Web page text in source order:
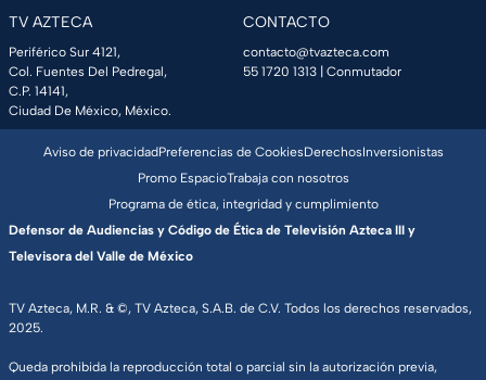
TV AZTECA
Periférico Sur 4121,
Col. Fuentes Del Pedregal,
C.P. 14141,
Ciudad De México, México.
CONTACTO
contacto@tvazteca.com
55 1720 1313 | Conmutador
TV Azteca, M.R. & ©, TV Azteca, S.A.B. de C.V. Todos los derechos reservados,
2025.
Queda prohibida la reproducción total o parcial sin la autorización previa,
Aviso de privacidadPreferencias de CookiesDerechosInversionistas
Promo EspacioTrabaja con nosotros
Programa de ética, integridad y cumplimiento
Defensor de Audiencias y Código de Ética de Televisión Azteca III y
Televisora del Valle de México